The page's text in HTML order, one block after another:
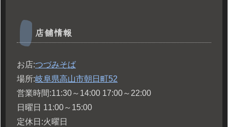
店舗情報
お店:つづみそば
場所:岐阜県高山市朝日町52
営業時間:11:30～14:00 17:00～22:00
日曜日 11:00～15:00
定休日:火曜日